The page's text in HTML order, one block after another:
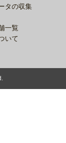
タの収集
一覧
いて